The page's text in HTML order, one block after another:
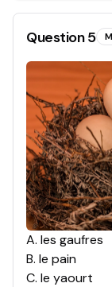
Question5
A. les gaufres
B. le pain
C. le yaourt